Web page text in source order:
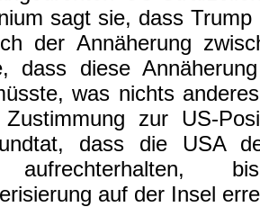
sagt sie, dass
der Annäherung
dass diese
was nichts
zur US-
dass die USA
aufrechterhalten,
auf der Insel